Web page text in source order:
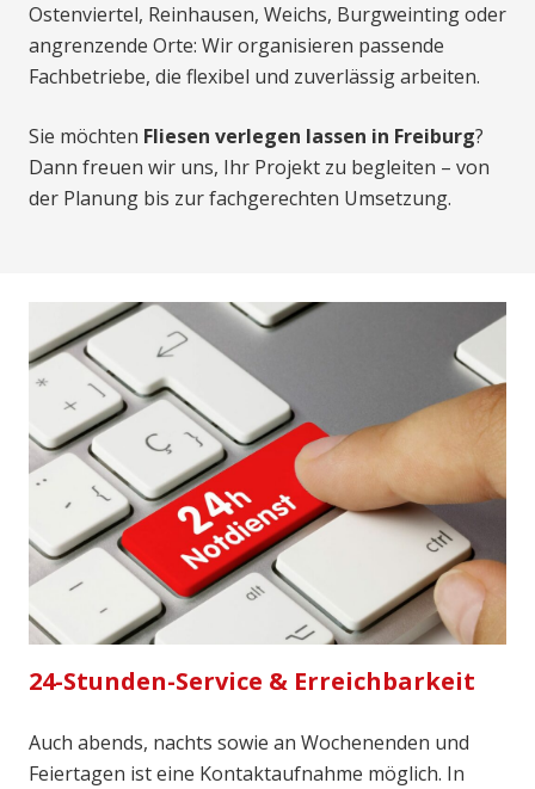
Ostenviertel, Reinhausen, Weichs, Burgweinting oder
angrenzende Orte: Wir organisieren passende
Fachbetriebe, die flexibel und zuverlässig arbeiten.
Sie möchten Fliesen verlegen lassen in Freiburg?
Dann freuen wir uns, Ihr Projekt zu begleiten – von
der Planung bis zur fachgerechten Umsetzung.
24-Stunden-Service & Erreichbarkeit
Auch abends, nachts sowie an Wochenenden und
Feiertagen ist eine Kontaktaufnahme möglich. In